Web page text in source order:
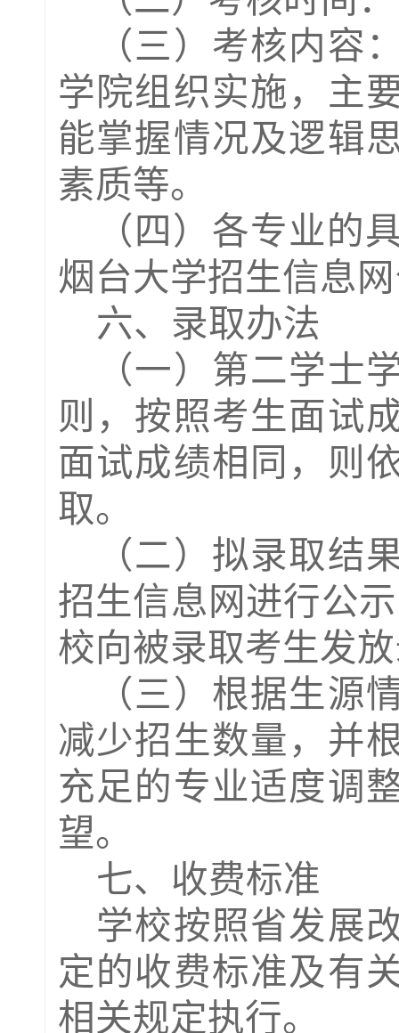
（三 ） 考核内容
学院组织实施，主
能掌握情况及逻辑
素质等。
（ 四 ） 各专业的
烟台大学招生信息
六、录取办法
（一）第二学士
则，按照考生面试
面试成绩相同 ， 则
取。
（二）拟录取结
招生信息网进行公
校向被录取考生发
（三）根据生源
减少招生数量，并
充足的专业适度调
望。
七、收费标准
学校按照省发展
定的收费标准及有
相关规定执行。